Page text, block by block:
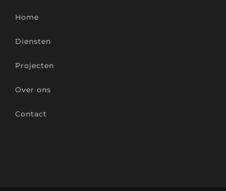
Home
Diensten
Projecten
Over ons
Contact